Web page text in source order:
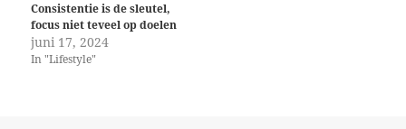
Consistentie is de sleutel,
focus niet teveel op doelen
juni 17, 2024
In "Lifestyle"